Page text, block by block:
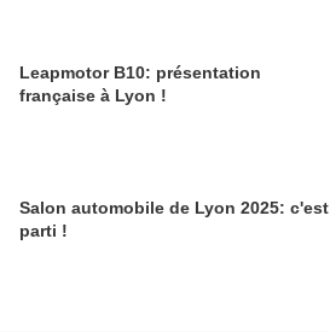
Leapmotor B10: présentation
française à Lyon !
Salon automobile de Lyon 2025: c'est
parti !